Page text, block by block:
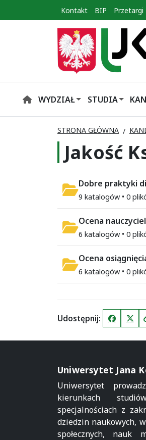
Kontakt BIP Przetargi
HOMEWYDZIAŁ STUDIA
STRONA GŁÓWNA
Jakość
Dobre praktyki
9 katalogów • 0
Ocena
6 katalogów • 0
Ocena
6 katalogów • 0
Udostępnij: Facebook
X
Uniwersytet Jana
Uniwersytet
kierunkach
specjalnościach z
dziedzin naukowych,
społecznych, nauk